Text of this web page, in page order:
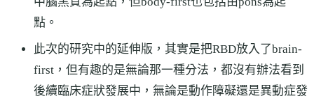
點。
此次的研究中的延伸版，其實是把RBD放入了brain-
first，但有趣的是無論那一種分法，都沒有辦法看到
後續臨床症狀發展中，無論是動作障礙還是異動症發